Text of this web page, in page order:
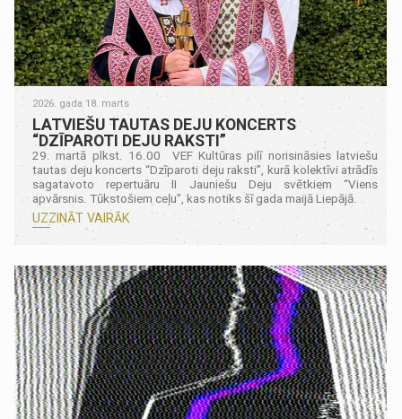
2026. gada 18. marts
LATVIEŠU TAUTAS DEJU KONCERTS
“DZĪPAROTI DEJU RAKSTI”
29. martā plkst. 16.00 VEF Kultūras pilī norisināsies latviešu
tautas deju koncerts “Dzīparoti deju raksti”, kurā kolektīvi atrādīs
sagatavoto repertuāru II Jauniešu Deju svētkiem “Viens
apvārsnis. Tūkstošiem ceļu”, kas notiks šī gada maijā Liepājā.
UZZINĀT VAIRĀK